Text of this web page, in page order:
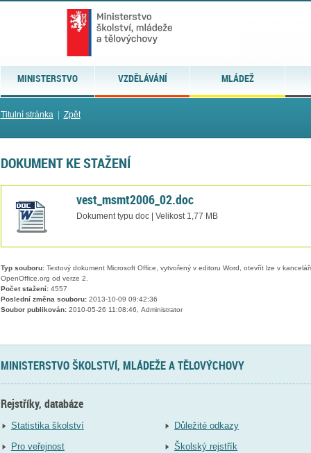
MINISTERSTVO VZDĚLÁVÁNÍ MLÁDEŽ
Titulní stránka| Zpět
DOKUMENT KE STAŽENÍ
vest_msmt2006_02.doc
Dokument typu doc | Velikost 1,77 MB
Typ souboru:Textový dokument Microsoft Office, vytvořený v editoru Word, otevřít lze v
OpenOffice.org od verze 2.
Počet stažení:4557
Poslední změna souboru:2013-10-09 09:42:36
Soubor publikován:2010-05-26 11:08:46, Administrator
MINISTERSTVO ŠKOLSTVÍ, MLÁDEŽE A TĚLOVÝCHOVY
Rejstříky, databáze
Statistika školství
Pro veřejnost
Důležité odkazy
Školský rejstřík